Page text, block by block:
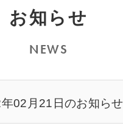
お知らせ
NEWS
02月21日のお知らせ